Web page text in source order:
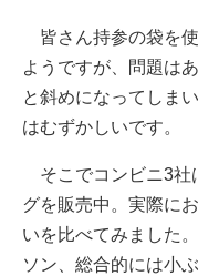
皆さん持参の袋を
ようですが、問題は
と斜めになってしま
はむずかしいです。
そこでコンビニ3社
グを販売中。実際に
いを比べてみました
ソン、総合的には小